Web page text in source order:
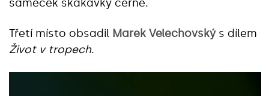
sameček skákavky černé.
Třetí místo obsadil Marek Velechovskýs dílem
Život v tropech.